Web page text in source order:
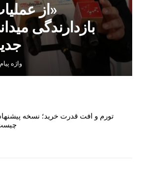
«از
بازدارندگی
واژه پیام
تورم و افت قدرت خرید؛ نسخه